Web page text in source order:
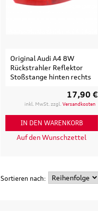
Original Audi A4 8W
Rückstrahler Reflektor
Stoßstange hinten rechts
17,90 €
inkl. MwSt. zzgl. Versandkosten
IN DEN WARENKORB
Auf den Wunschzettel
Sortieren nach
inkl. MwSt. zzgl.Versandkosten